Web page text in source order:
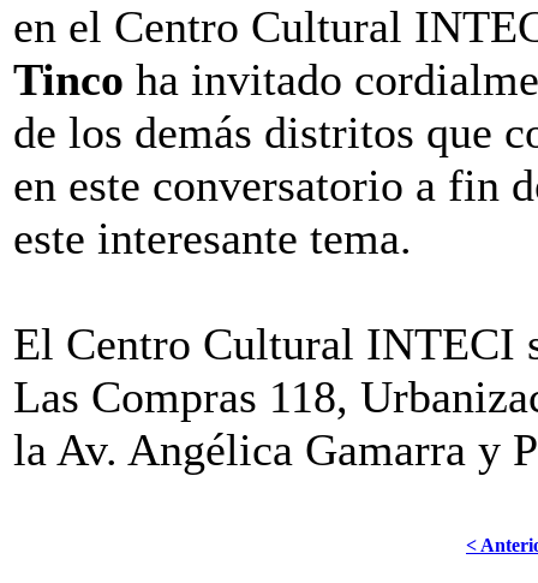
en el Centro Cultural
Tinco ha invitado
de los demás distritos que
en este conversatorio a fin
este interesante tema.
El Centro Cultural INTECI
Las Compras 118,
la Av. Angélica Gamarra y
<